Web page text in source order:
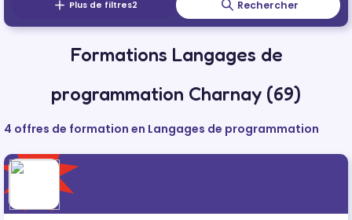
Plus de filtres2 Rechercher
Formations Langages de
programmation Charnay (69)
4 offres de formation en Langages de programmation